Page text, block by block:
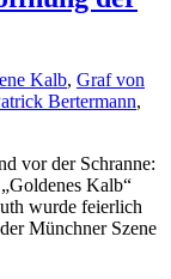
Kalb, Graf von
Bertermann,
vor der Schranne:
Kalb“
wurde feierlich
Münchner Szene